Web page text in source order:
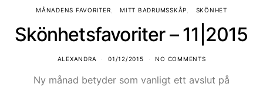
MÅNADENS FAVORITER MITT BADRUMSSKÅP SKÖNHET
Skönhetsfavoriter – 11|2015
ALEXANDRA 01/12/2015 NO COMMENTS
Ny månad betyder som vanligt ett avslut på